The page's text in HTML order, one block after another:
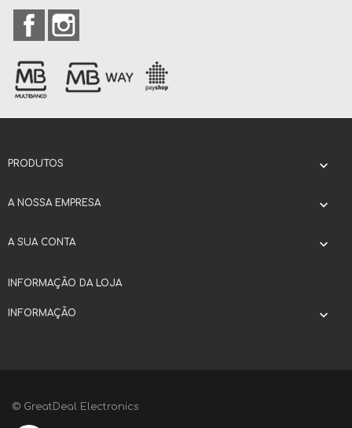
Facebook
PRODUTOS 
A NOSSA EMPRESA 
A SUA CONTA 
INFORMAÇÃO DA LOJA
INFORMAÇÃO 
© GreatDeal Electronics